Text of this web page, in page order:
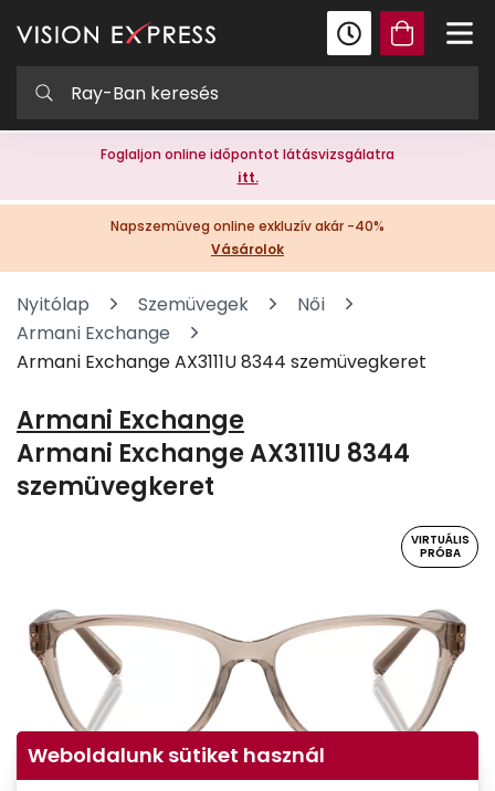
Foglaljon online időpontot látásvizsgálatra
itt.
Napszemüveg online exkluzív akár -40%
Vásárolok
Nyitólap Szemüvegek
Női
Armani Exchange
Armani Exchange AX3111U 8344 szemüvegkeret
Armani Exchange
Armani Exchange AX3111U 8344
szemüvegkeret
VIRTUÁLIS
PRÓBA
Weboldalunk sütiket használ